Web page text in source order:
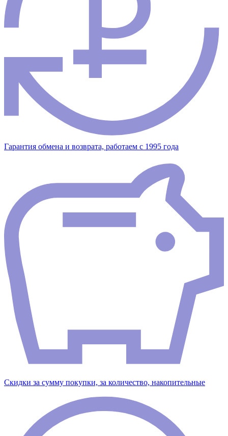
Гарантия обмена и возврата, работаем с 1995 года
Скидки за сумму покупки, за количество, накопительные